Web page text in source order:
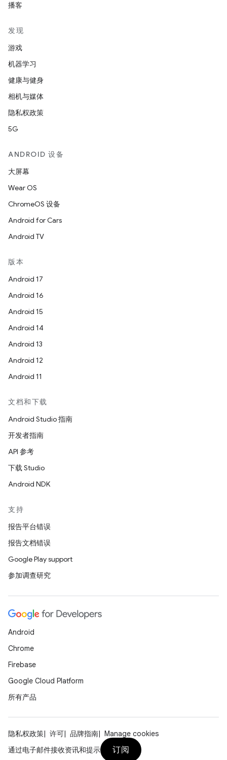
播客
发现
游戏
机器学习
健康与健身
相机与媒体
隐私权政策
5G
ANDROID 设备
大屏幕
Wear OS
ChromeOS 设备
Android for Cars
Android TV
版本
Android 17
Android 16
Android 15
Android 14
Android 13
Android 12
Android 11
文档和下载
Android Studio 指南
开发者指南
API 参考
下载 Studio
Android NDK
支持
报告平台错误
报告文档错误
Google Play support
参加调查研究
Android
Chrome
Firebase
Google Cloud Platform
所有产品
隐私权政策 许可 品牌指南
Manage cookies
通过电子邮件接收资讯和提示
订阅